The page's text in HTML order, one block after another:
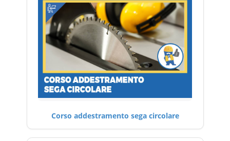
Corso addestramento sega circolare